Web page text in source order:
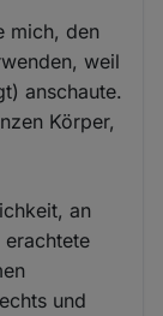
mich, den
weil
anschaute.
Körper,
an
und